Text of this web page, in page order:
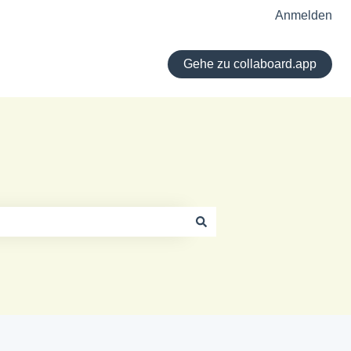
Anmelden
Gehe zu collaboard.app